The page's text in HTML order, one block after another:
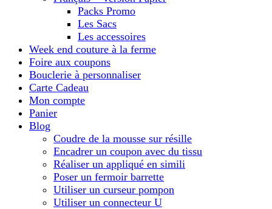
Packs Promo
Les Sacs
Les accessoires
Week end couture à la ferme
Foire aux coupons
Bouclerie à personnaliser
Carte Cadeau
Mon compte
Panier
Blog
Coudre de la mousse sur résille
Encadrer un coupon avec du tissu
Réaliser un appliqué en simili
Poser un fermoir barrette
Utiliser un curseur pompon
Utiliser un connecteur U